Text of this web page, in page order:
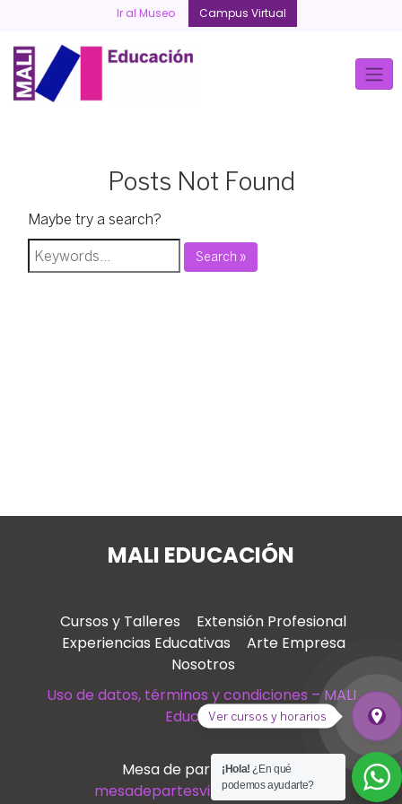
content
Ir al Museo Campus Virtual
Posts Not Found
Maybe try a search?
Search »
MALI EDUCACIÓN
Cursos y Talleres
Extensión Profesional
Experiencias Educativas
Arte Empresa
Nosotros
Uso de datos, términos y condiciones – MALI
Educación
Mesa de partes virtual
mesadepartesvirtual@mali.pe
¡Hola! ¿En qué
podemos ayudarte?
Ver
place
Ver cursos y horarios